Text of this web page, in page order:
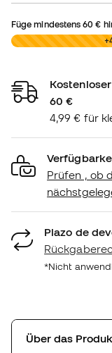
Füge mindestens60 €
0,00 €
60 €
4,99 € für
Prüfen , ob
Plazo de
*Nicht
Über das